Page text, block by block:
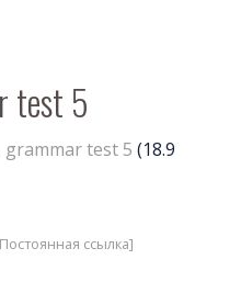
test 5
grammar test 5 (18.9
ссылка]